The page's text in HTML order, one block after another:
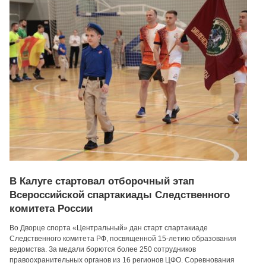
В Калуге стартовал отборочный этап
Всероссийской спартакиады Следственного
комитета России
Во Дворце спорта «Центральный» дан старт спартакиаде
Следственного комитета РФ, посвященной 15-летию образования
ведомства. За медали борются более 250 сотрудников
правоохранительных органов из 16 регионов ЦФО. Соревнования